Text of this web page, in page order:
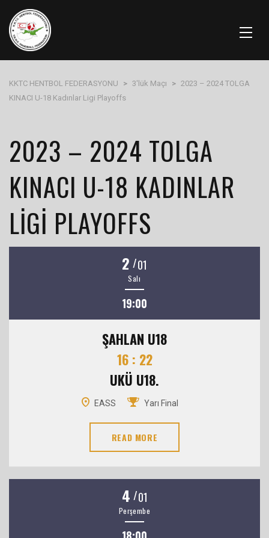
KKTC HENTBOL FEDERASYONU > 3'lük Maçı > 2023 – 2024 TOLGA
KINACI U-18 Kadınlar Ligi Playoffs
2023 – 2024 TOLGA
KINACI U-18 KADINLAR
LIGI PLAYOFFS
2 /01
Salı
19:00
ŞAHLAN U18
16 : 22
UKÜ U18.
EASS Yarı Final
READ MORE
4 /01
Perşembe